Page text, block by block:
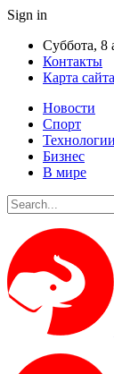
Sign in
Суббота, 8
Контакты
Карта сайта
Новости
Спорт
Технологии
Бизнес
В мире